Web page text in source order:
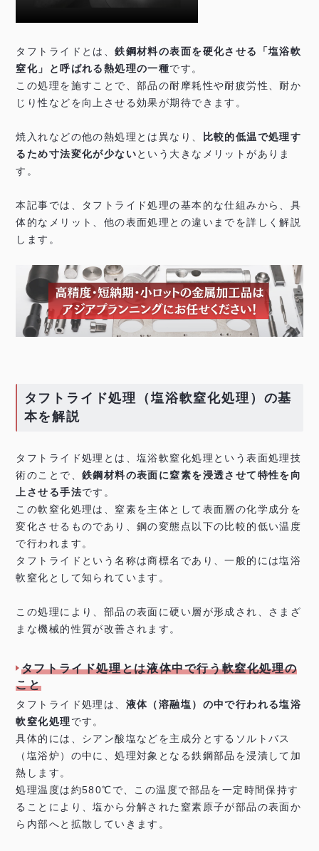
タフトライドとは、鉄鋼材料の表面を硬化させる「塩浴軟
窒化」と呼ばれる熱処理の一種です。
この処理を施すことで、部品の耐摩耗性や耐疲労性、耐か
じり性などを向上させる効果が期待できます。
焼入れなどの他の熱処理とは異なり、
比較的低温で処理す
るため寸法変化が少ないという大きなメリットがありま
す。
本記事では、タフトライド処理の基本的な仕組みから、具
体的なメリット、他の表面処理との違いまでを詳しく解説
します。
タフトライド処理（塩浴軟窒化処理）の基
本を解説
タフトライド処理とは、塩浴軟窒化処理という表面処理技
術のことで、 鉄鋼材料の表面に窒素を浸透させて特性を向
上させる手法です。
この軟窒化処理は、窒素を主体として表面層の化学成分を
変化させるものであり、鋼の変態点以下の比較的低い温度
で行われます。
タフトライドという名称は商標名であり、一般的には塩浴
軟窒化として知られています。
この処理により、部品の表面に硬い層が形成され、さまざ
まな機械的性質が改善されます。
タフトライド処理とは液体中で行う軟窒化処理の
こと
タフトライド処理は、 液体（溶融塩）の中で行われる塩浴
軟窒化処理です。
具体的には、シアン酸塩などを主成分とするソルトバス
（塩浴炉）の中に、処理対象となる鉄鋼部品を浸漬して加
熱します。
処理温度は約580℃で、この温度で部品を一定時間保持す
ることにより、塩から分解された窒素原子が部品の表面か
ら内部へと拡散していきます。